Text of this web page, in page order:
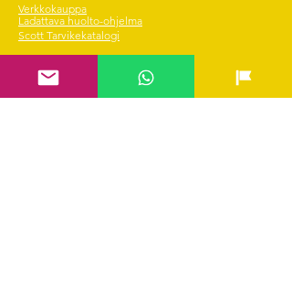
Verkkokauppa
Ladattava huolto-ohjelma
Scott Tarvikekatalogi
Edustetut merkit
Hae SVEA rahoitus